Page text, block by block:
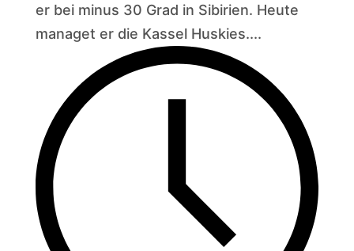
er bei minus 30 Grad in Sibirien. Heute
managet er die Kassel Huskies....